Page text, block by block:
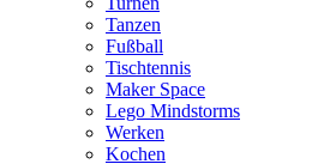
Tanzen
Fußball
Tischtennis
Maker Space
Lego Mindstorms
Werken
Kochen